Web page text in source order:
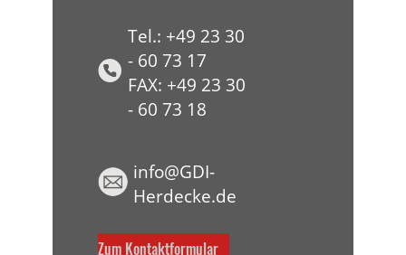
Tel.: +49 23 30
- 60 73 17
FAX: +49 23 30
- 60 73 18
info@GDI-
Herdecke.de
Zum Kontaktformular